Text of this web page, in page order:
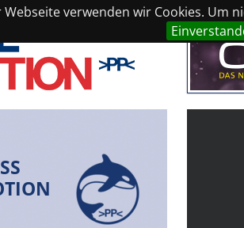
verwenden wir Cookies. Um